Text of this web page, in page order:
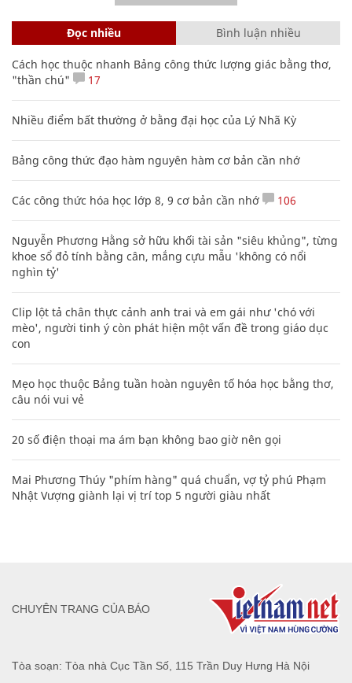
Đọc nhiều Bình luận nhiều
Cách học thuộc nhanh Bảng công thức lượng giác bằng thơ,
"thần chú"
17
Nhiều điểm bất thường ở bằng đại học của Lý Nhã Kỳ
Bảng công thức đạo hàm nguyên hàm cơ bản cần nhớ
Các công thức hóa học lớp 8, 9 cơ bản cần nhớ 106
Nguyễn Phương Hằng sở hữu khối tài sản "siêu khủng", từng
khoe sổ đỏ tính bằng cân, mắng cựu mẫu 'không có nổi
nghìn tỷ'
Clip lột tả chân thực cảnh anh trai và em gái như 'chó với
mèo', người tinh ý còn phát hiện một vấn đề trong giáo dục
con
Mẹo học thuộc Bảng tuần hoàn nguyên tố hóa học bằng thơ,
câu nói vui vẻ
20 số điện thoại ma ám bạn không bao giờ nên gọi
Mai Phương Thúy "phím hàng" quá chuẩn, vợ tỷ phú Phạm
Nhật Vượng giành lại vị trí top 5 người giàu nhất
Tòa soạn: Tòa nhà Cục Tần Số, 115 Trần Duy Hưng Hà Nội
CHUYÊN TRANG CỦA BÁO